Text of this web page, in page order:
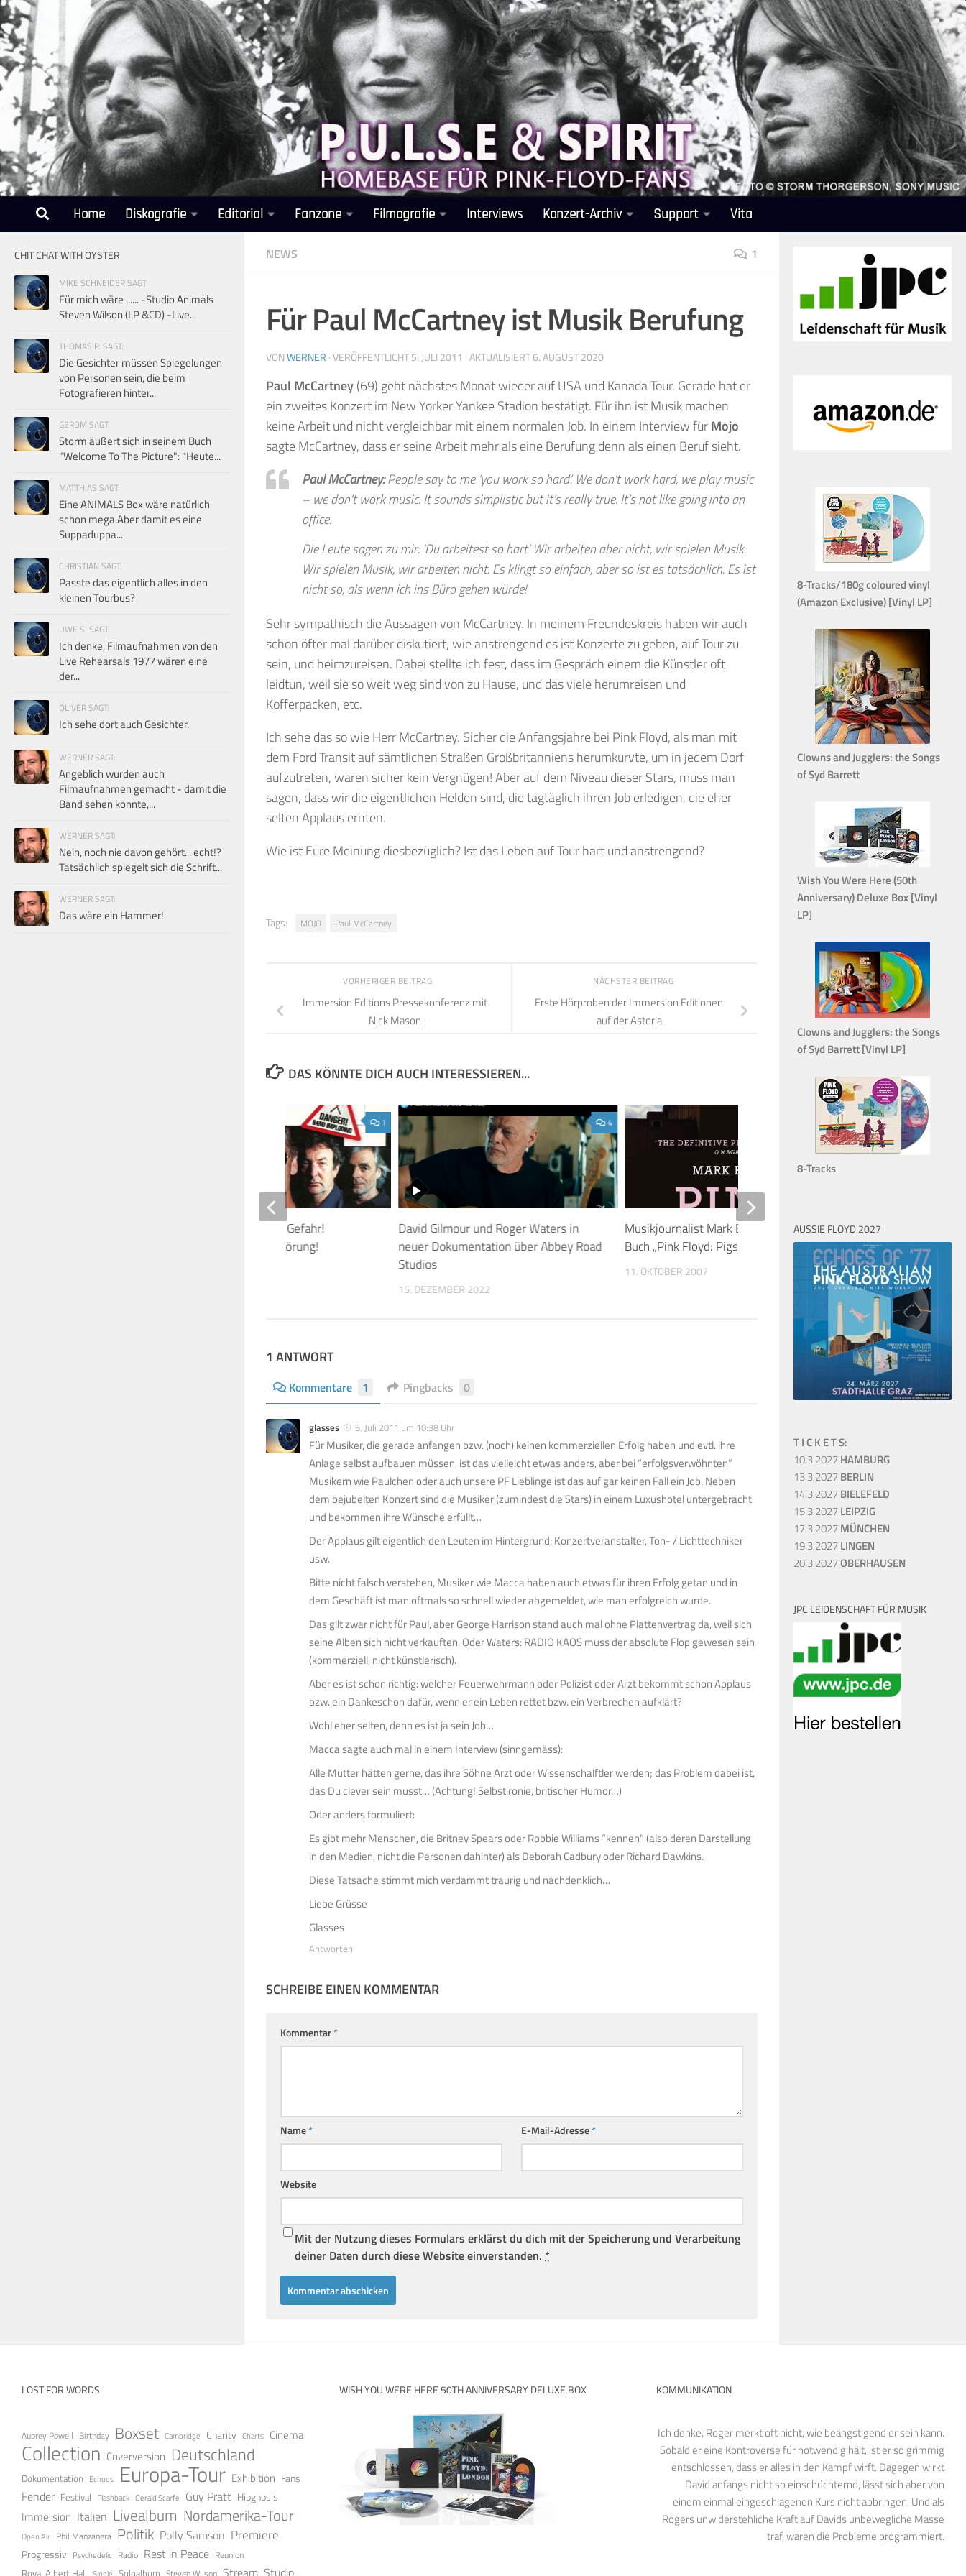
Unter dem Inhalt
Home Diskografie Editorial Fanzone Filmografie Interviews Konzert-Archiv Support Vita
NEWS 1
Für Paul McCartney ist Musik Berufung
VONWERNER · VERÖFFENTLICHT5. JULI 2011 · AKTUALISIERT6. AUGUST 2020
Paul McCartney(69) geht nächstes Monat wieder auf USA und Kanada Tour. Gerade hat er
ein zweites Konzert im New Yorker Yankee Stadion bestätigt. Für ihn ist Musik machen
keine Arbeit und nicht vergleichbar mit einem normalen Job. In einem Interview fürMojo
sagte McCartney, dass er seine Arbeit mehr als eine Berufung denn als einen Beruf sieht.
Paul McCartney:People say to me ‘you work so hard’. We don’t work hard, we play music
– we don’t work music. It sounds simplistic but it’s really true. It’s not like going into an
office.
Die Leute sagen zu mir: ‘Du arbeitest so hart’ Wir arbeiten aber nicht, wir spielen Musik.
Wir spielen Musik, wir arbeiten nicht. Es klingt so einfach, aber so ist es tatsächlich. Es ist
nicht so, als wenn ich ins Büro gehen würde!
Sehr sympathisch die Aussagen von McCartney. In meinem Freundeskreis haben wir auch
schon öfter mal darüber diskutiert, wie anstrengend es ist Konzerte zu geben, auf Tour zu
sein, und heimzureisen. Dabei stellte ich fest, dass im Gespräch einem die Künstler oft
leidtun, weil sie so weit weg sind von zu Hause, und das viele herumreisen und
Kofferpacken, etc.
Ich sehe das so wie Herr McCartney. Sicher die Anfangsjahre bei Pink Floyd, als man mit
dem Ford Transit auf sämtlichen Straßen Großbritanniens herumkurvte, um in jedem Dorf
aufzutreten, waren sicher kein Vergnügen! Aber auf dem Niveau dieser Stars, muss man
sagen, dass wir die eigentlichen Helden sind, die tagtäglich ihren Job erledigen, die eher
selten Applaus ernten.
Wie ist Eure Meinung diesbezüglich? Ist das Leben auf Tour hart und anstrengend?
Tags: MOJO Paul McCartney
NÄCHSTER BEITRAG
Erste Hörproben der Immersion Editionen
auf der Astoria
VORHERIGER BEITRAG
Immersion Editions Pressekonferenz mit
Nick Mason
DAS KÖNNTE DICH AUCH INTERESSIEREN...
4
David Gilmour und Roger Waters in
neuer Dokumentation über Abbey Road
Studios
15. DEZEMBER 2022
0
Musikjournalist Mark Blake über sein
Buch „Pink Floyd: Pigs Might Fly”!
11. OKTOBER 2007
Roger Waters
MOJO
27. JUNI 2017
1
Pink Floyd The Wall – Gefahr!
Fortschreitende Zerstörung!
1 ANTWORT
Kommentare 1 Pingbacks 0
glasses 5. Juli 2011 um 10:38 Uhr
Für Musiker, die gerade anfangen bzw. (noch) keinen kommerziellen Erfolg haben und evtl. ihre
Anlage selbst aufbauen müssen, ist das vielleicht etwas anders, aber bei “erfolgsverwöhnten”
Musikern wie Paulchen oder auch unsere PF Lieblinge ist das auf gar keinen Fall ein Job. Neben
dem bejubelten Konzert sind die Musiker (zumindest die Stars) in einem Luxushotel untergebracht
und bekommen ihre Wünsche erfüllt…
Der Applaus gilt eigentlich den Leuten im Hintergrund: Konzertveranstalter, Ton- / Lichttechniker
usw.
Bitte nicht falsch verstehen, Musiker wie Macca haben auch etwas für ihren Erfolg getan und in
dem Geschäft ist man oftmals so schnell wieder abgemeldet, wie man erfolgreich wurde.
Das gilt zwar nicht für Paul, aber George Harrison stand auch mal ohne Plattenvertrag da, weil sich
seine Alben sich nicht verkauften. Oder Waters: RADIO KAOS muss der absolute Flop gewesen sein
(kommerziell, nicht künstlerisch).
Aber es ist schon richtig: welcher Feuerwehrmann oder Polizist oder Arzt bekommt schon Applaus
bzw. ein Dankeschön dafür, wenn er ein Leben rettet bzw. ein Verbrechen aufklärt?
Wohl eher selten, denn es ist ja sein Job…
Macca sagte auch mal in einem Interview (sinngemäss):
Alle Mütter hätten gerne, das ihre Söhne Arzt oder Wissenschalftler werden; das Problem dabei ist,
das Du clever sein musst… (Achtung! Selbstironie, britischer Humor…)
Oder anders formuliert:
Es gibt mehr Menschen, die Britney Spears oder Robbie Williams “kennen” (also deren Darstellung
in den Medien, nicht die Personen dahinter) als Deborah Cadbury oder Richard Dawkins.
Diese Tatsache stimmt mich verdammt traurig und nachdenklich…
Liebe Grüsse
Glasses
Antworten
SCHREIBE EINEN KOMMENTAR
Kommentar*
Name* E-Mail-Adresse*
Website
Mit der Nutzung dieses Formulars erklärst du dich mit der Speicherung und Verarbeitung
deiner Daten durch diese Website einverstanden. *
CHIT CHAT WITH OYSTER
MIKE SCHNEIDER SAGT:
Für mich wäre ...... -Studio Animals
Steven Wilson (LP &CD) -Live...
THOMAS P. SAGT:
Die Gesichter müssen Spiegelungen
von Personen sein, die beim
Fotografieren hinter...
GERDM SAGT:
Storm äußert sich in seinem Buch
"Welcome To The Picture": "Heute...
MATTHIAS SAGT:
Eine ANIMALS Box wäre natürlich
schon mega.Aber damit es eine
Suppaduppa...
CHRISTIAN SAGT:
Passte das eigentlich alles in den
kleinen Tourbus?
UWE S. SAGT:
Ich denke, Filmaufnahmen von den
Live Rehearsals 1977 wären eine
der...
OLIVER SAGT:
Ich sehe dort auch Gesichter.
WERNER SAGT:
Angeblich wurden auch
Filmaufnahmen gemacht - damit die
Band sehen konnte,...
WERNER SAGT:
Nein, noch nie davon gehört... echt!?
Tatsächlich spiegelt sich die Schrift...
WERNER SAGT:
Das wäre ein Hammer!
8-Tracks/180g coloured vinyl
(Amazon Exclusive) [Vinyl LP]
Clowns and Jugglers: the Songs
of Syd Barrett
Wish You Were Here (50th
Anniversary) Deluxe Box [Vinyl
LP]
Clowns and Jugglers: the Songs
of Syd Barrett [Vinyl LP]
8-Tracks
AUSSIE FLOYD 2027
T I C K E T S:
10.3.2027HAMBURG
13.3.2027BERLIN
14.3.2027BIELEFELD
15.3.2027LEIPZIG
17.3.2027MÜNCHEN
19.3.2027LINGEN
20.3.2027OBERHAUSEN
JPC LEIDENSCHAFT FÜR MUSIK
LOST FOR WORDS
Aubrey Powell Birthday Boxset Cambridge Charity Charts Cinema
Collection Coverversion Deutschland
Dokumentation Echoes Europa-Tour Exhibition Fans
Fender Festival Flashback Gerald Scarfe Guy Pratt Hipgnosis
Immersion Italien Livealbum Nordamerika-Tour
Open Air Phil Manzanera Politik Polly Samson Premiere
Progressiv Psychedelic Radio Rest in Peace Reunion
Royal Albert Hall Single Soloalbum Steven Wilson Stream Studio
WISH YOU WERE HERE 50TH ANNIVERSARY DELUXE BOX KOMMUNIKATION
Ich denke, Roger merkt oft nicht, wie beängstigend er sein kann.
Sobald er eine Kontroverse für notwendig hält, ist er so grimmig
entschlossen, dass er alles in den Kampf wirft. Dagegen wirkt
David anfangs nicht so einschüchternd, lässt sich aber von
einem einmal eingeschlagenen Kurs nicht abbringen. Und als
Rogers unwiderstehliche Kraft auf Davids unbewegliche Masse
traf, waren die Probleme programmiert.